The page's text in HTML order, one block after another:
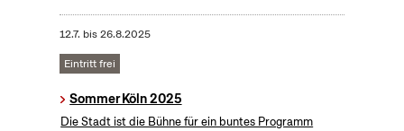
12.7. bis26.8.2025
Eintritt frei
Sommer Köln 2025
Die Stadt ist die Bühne für ein buntes Programm